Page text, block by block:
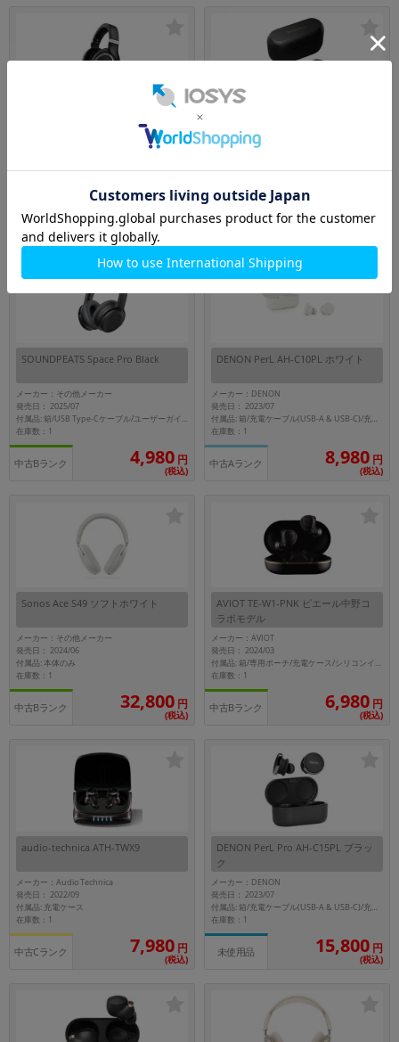
付属品: 箱/3mケーブル6.3mmストレートプラグ/1.2mケーブル3.5mmストレートプラグ/6.3mm-3.5mmアダプター
未使用品 12,800円
(税込)
メーカー：PANASONIC
付属品: 箱/充電ケース/充電用USBケーブル/イヤーピース(XS1/XS2/S1/S2/M/L/XL)/マニュアル
中古Bランク 13,800円
(税込)
SOUNDPEATS Space Pro Black
メーカー：その他メーカー
発売日： 2025/07
付属品: 箱/USB Type-Cケーブル/ユーザーガイド/ポーチ
在庫数：1
中古Bランク 4,980 円
(税込)
DENON PerL AH-C10PL ホワイト
メーカー：DENON
発売日： 2023/07
付属品: 箱/充電ケーブル(USB-A & USB-C)/充電ケース/シリコン製イヤーチップ(XS,S,M,L)/フォームイヤーチップ(1セット)/ウィングアタッチメント(サイズ別、2セット)
在庫数：1
中古Aランク 8,980 円
(税込)
Sonos Ace S49 ソフトホワイト
メーカー：その他メーカー
発売日： 2024/06
付属品: 本体のみ
在庫数：1
中古Bランク 32,800 円
(税込)
AVIOT TE-W1-PNK ピエール中野コ
ラボモデル
メーカー：AVIOT
発売日： 2024/03
付属品: 箱/専用ポーチ/充電ケース/シリコンイヤーピース(S-short/S-tall/M-short/M-tall/L-short/L-tall)/USB Type-Cケーブル/ユーザーマニュアル/カラビナ
在庫数：1
中古Bランク 6,980 円
(税込)
audio-technica ATH-TWX9
メーカー：Audio Technica
発売日： 2022/09
付属品: 充電ケース
在庫数：1
中古Cランク 7,980 円
(税込)
DENON PerL Pro AH-C15PL ブラッ
ク
メーカー：DENON
発売日： 2023/07
付属品: 箱/充電ケーブル(USB-A & USB-C)/充電ケース/シリコン製イヤーチップ(XS,S,M,L)/フォームイヤーチップ(1セット)/ウィングアタッチメント(サイズ別、2セット)
在庫数：1
未使用品 15,800 円
(税込)